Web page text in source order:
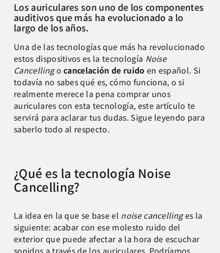
Los auriculares son uno de los componentes
auditivos que más ha evolucionado a lo
largo de los años.
Una de las tecnologías que más ha revolucionado
estos dispositivos es la tecnología Noise
Cancellingocancelación de ruido en español. Si
todavía no sabes qué es, cómo funciona, o si
realmente merece la pena comprar unos
auriculares con esta tecnología, este artículo te
servirá para aclarar tus dudas. Sigue leyendo para
saberlo todo al respecto.
¿Qué es la tecnología Noise
Cancelling?
La idea en la que se base el noise cancellinges la
siguiente: acabar con ese molesto ruido del
exterior que puede afectar a la hora de escuchar